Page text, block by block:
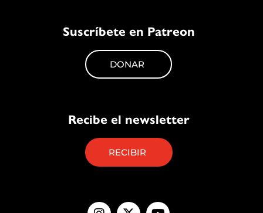
Suscríbete en Patreon
DONAR
Recibe el newsletter
RECIBIR